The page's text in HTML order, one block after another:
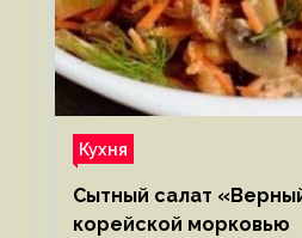
Кухня
Сытный салат
корейской морковью